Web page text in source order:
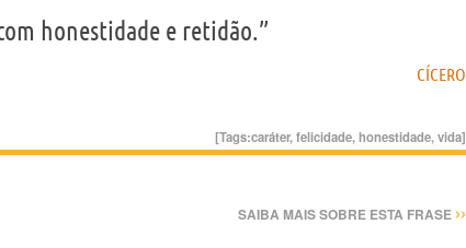
honestidade e retidão.”
CÍCERO
[Tags:caráter,felicidade,honestidade,vida]
SAIBA MAIS SOBRE ESTA FRASE ››